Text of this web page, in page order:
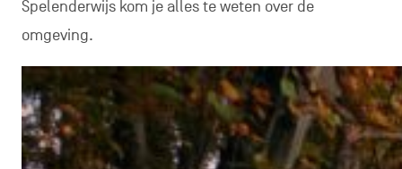
Spelenderwijs kom je alles te weten over de
omgeving.